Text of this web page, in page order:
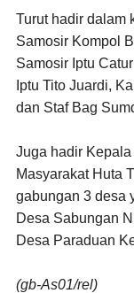
Turut hadir dalam
Samosir Kompol
Samosir Iptu
Iptu Tito Juardi,
dan Staf Bag
Juga hadir
Masyarakat Huta
gabungan 3 desa
Desa Sabungan
Desa Paraduan
(gb-As01/rel)